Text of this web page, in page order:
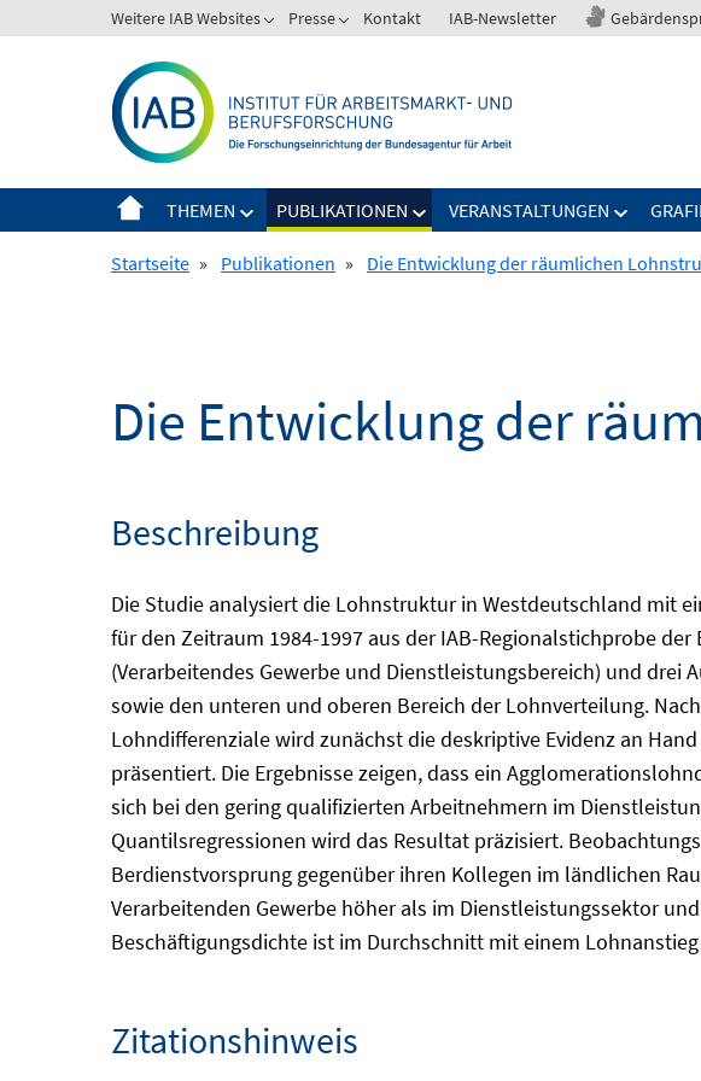
zum
Weitere IAB Websites Presse Kontakt IAB-Newsletter
THEMEN PUBLIKATIONEN VERANSTALTUNGEN
Startseite » Publikationen » Die Entwicklung der räumlichen
Die Entwicklung der
Beschreibung
Die Studie analysiert die Lohnstruktur in Westdeutschland mit
für den Zeitraum 1984-1997 aus der IAB-Regionalstichprobe
(Verarbeitendes Gewerbe und Dienstleistungsbereich) und
sowie den unteren und oberen Bereich der Lohnverteilung.
Lohndifferenziale wird zunächst die deskriptive Evidenz an
präsentiert. Die Ergebnisse zeigen, dass ein
sich bei den gering qualifizierten Arbeitnehmern im
Quantilsregressionen wird das Resultat präzisiert.
Berdienstvorsprung gegenüber ihren Kollegen im ländlichen
Verarbeitenden Gewerbe höher als im Dienstleistungssektor
Beschäftigungsdichte ist im Durchschnitt mit einem
Zitationshinweis